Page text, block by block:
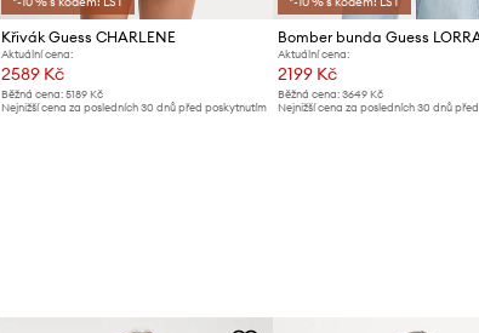
Křivák Guess CHARLENE
Aktuální cena:
2589 Kč
Běžná cena: 5189 Kč
Nejnižší cena za posledních 30 dnů před poskytnutím
Bomber bunda Guess
Aktuální cena:
2199 Kč
Běžná cena: 3649 Kč
Nejnižší cena za posledních 30 dnů